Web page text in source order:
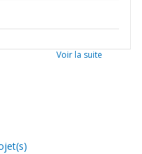
Voir la suite